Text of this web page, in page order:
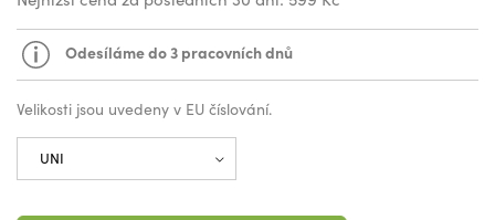
Odesíláme do 3 pracovních dnů
Velikosti jsou uvedeny v EU číslování.